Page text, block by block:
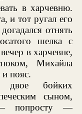
в харчевню.
и тот ругал его
отнять
шелка с
в харчевне,
Михайла
пояс.
бойких
сыном,
— попросту —